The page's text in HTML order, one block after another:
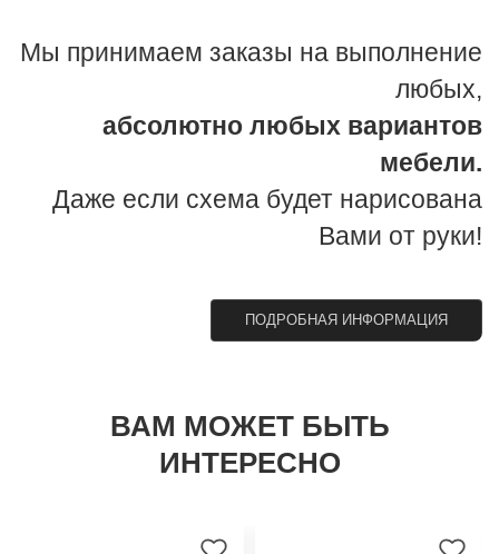
Мы принимаем заказы на выполнение
любых,
абсолютно любых вариантов
мебели.
Даже если схема будет нарисована
Вами от руки!
ПОДРОБНАЯ ИНФОРМАЦИЯ
ВАМ МОЖЕТ БЫТЬ
ИНТЕРЕСНО